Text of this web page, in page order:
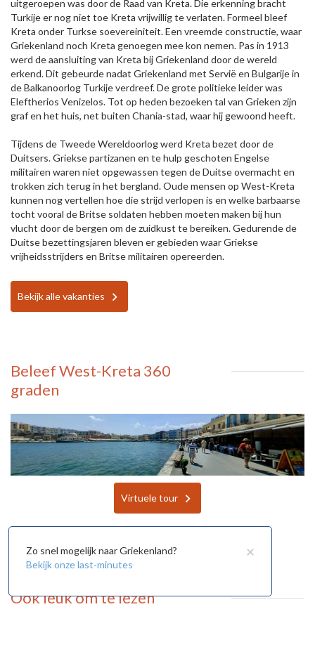
uitgeroepen was door de Raad van Kreta. Die erkenning bracht
Turkije er nog niet toe Kreta vrijwillig te verlaten. Formeel bleef
Kreta onder Turkse soevereiniteit. Een vreemde constructie, waar
Griekenland noch Kreta genoegen mee kon nemen. Pas in 1913
werd de aansluiting van Kreta bij Griekenland door de wereld
erkend. Dit gebeurde nadat Griekenland met Servië en Bulgarije in
de Balkanoorlog Turkije verdreef. De grote politieke leider was
Eleftherios Venizelos. Tot op heden bezoeken tal van Grieken zijn
graf en het huis, net buiten Chania-stad, waar hij gewoond heeft.
Tijdens de Tweede Wereldoorlog werd Kreta bezet door de
Duitsers. Griekse partizanen en te hulp geschoten Engelse
militairen waren niet opgewassen tegen de Duitse overmacht en
trokken zich terug in het bergland. Oude mensen op West-Kreta
kunnen nog vertellen hoe die strijd verlopen is en welke barbaarse
tocht vooral de Britse soldaten hebben moeten maken bij hun
vlucht door de bergen om de zuidkust te bereiken. Gedurende de
Duitse bezettingsjaren bleven er gebieden waar Griekse
vrijheidsstrijders en Britse militairen opereerden.
Bekijk alle vakanties
Beleef West-Kreta 360
graden
Virtuele tour
Ook leuk om te lezen
×
Zo snel mogelijk naar Griekenland?
Bekijk onze last-minutes